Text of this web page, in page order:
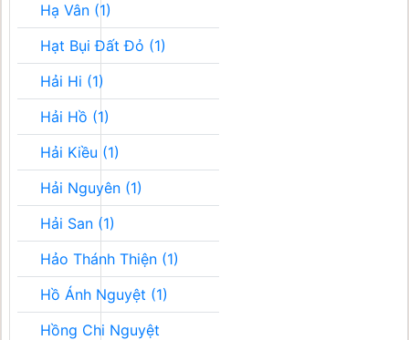
Hạ Vân (1)
Hạt Bụi Đất Đỏ (1)
Hải Hi (1)
Hải Hồ (1)
Hải Kiều (1)
Hải Nguyên (1)
Hải San (1)
Hảo Thánh Thiện (1)
Hồ Ánh Nguyệt (1)
Hồng Chi Nguyệt